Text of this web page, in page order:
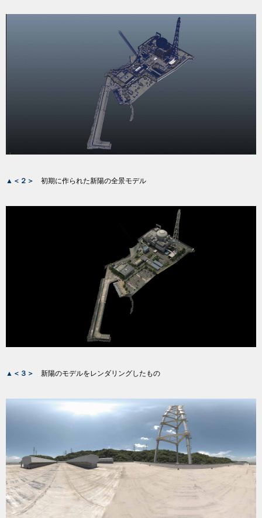
▲＜２＞ 初期に作られた新陽の全景モデル
▲＜３＞ 新陽のモデルをレンダリングしたもの